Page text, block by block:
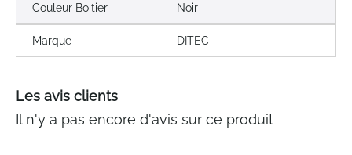
Couleur Boitier Noir
Marque DITEC
Les avis clients
Il n'y a pas encore d'avis sur ce produit